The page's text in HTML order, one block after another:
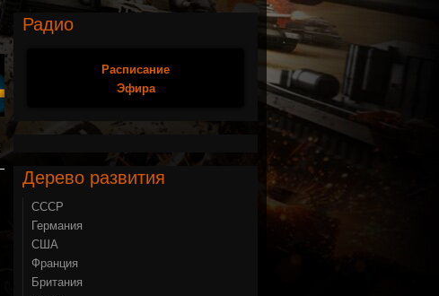
Радио
Расписание
Эфира
Дерево развития
СССР
Германия
США
Франция
Британия